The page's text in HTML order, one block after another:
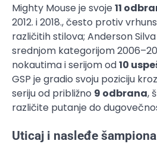
Mighty Mouse je svoje11
2012. i 2018., često protiv
različitih stilova; Anderson
srednjom kategorijom
nokautima i serijom od10
GSP je gradio svoju poziciju
seriju od približno 9 odbrana,
različite putanje do
Uticaj i nasleđe